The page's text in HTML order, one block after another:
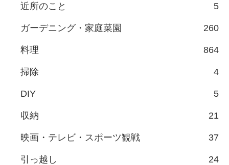
近所のこと 5
ガーデニング・家庭菜園 260
料理 864
掃除 4
DIY 5
収納 21
映画・テレビ・スポーツ観戦 37
引っ越し 24